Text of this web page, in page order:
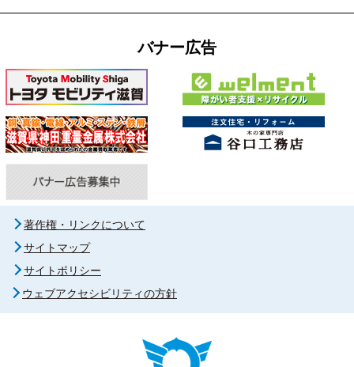
バナー広告
著作権・リンクについて
サイトマップ
サイトポリシー
ウェブアクセシビリティの方針